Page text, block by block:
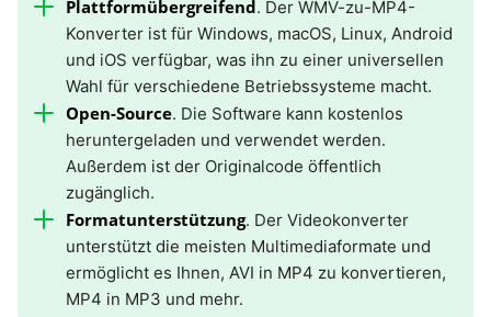
Plattformübergreifend. Der WMV-zu-MP4-
Konverter ist für Windows, macOS, Linux, Android
und iOS verfügbar, was ihn zu einer universellen
Wahl für verschiedene Betriebssysteme macht.
Open-Source. Die Software kann kostenlos
heruntergeladen und verwendet werden.
Außerdem ist der Originalcode öffentlich
zugänglich.
Formatunterstützung. Der Videokonverter
unterstützt die meisten Multimediaformate und
ermöglicht es Ihnen, AVI in MP4 zu konvertieren,
MP4 in MP3 und mehr.